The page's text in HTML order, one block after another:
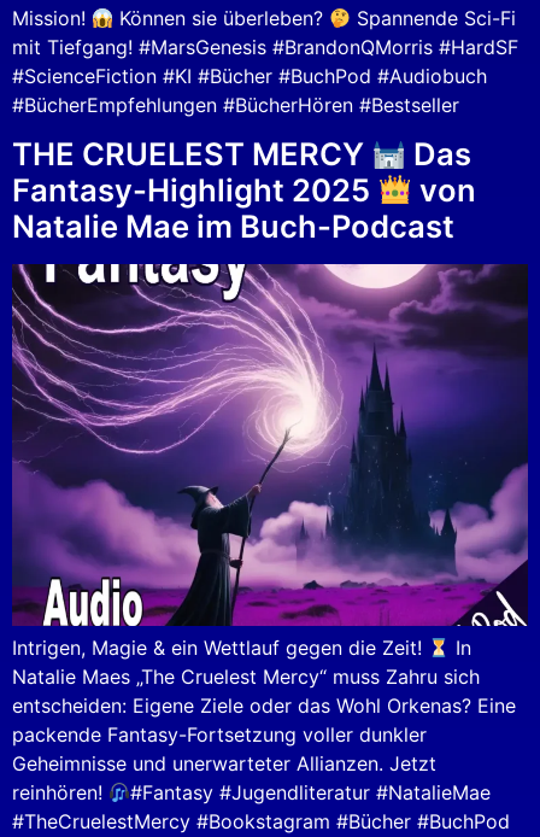
Mission!
Können sie überleben?
Spannende Sci-Fi
mit Tiefgang! #MarsGenesis #BrandonQMorris #HardSF
#ScienceFiction #KI #Bücher #BuchPod #Audiobuch
#BücherEmpfehlungen #BücherHören #Bestseller
THE CRUELEST MERCY
Das
Fantasy-Highlight 2025
von
Natalie Mae im Buch-Podcast
Intrigen, Magie & ein Wettlauf gegen die Zeit!
In
Natalie Maes „The Cruelest Mercy“ muss Zahru sich
entscheiden: Eigene Ziele oder das Wohl Orkenas? Eine
packende Fantasy-Fortsetzung voller dunkler
Geheimnisse und unerwarteter Allianzen. Jetzt
reinhören!
#Fantasy #Jugendliteratur #NatalieMae
#TheCruelestMercy #Bookstagram #Bücher #BuchPod